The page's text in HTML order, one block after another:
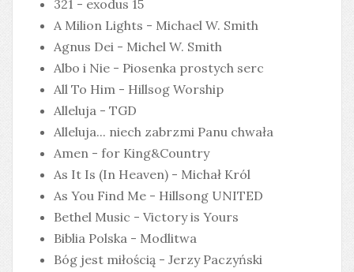
321 - exodus 15
A Milion Lights - Michael W. Smith
Agnus Dei - Michel W. Smith
Albo i Nie - Piosenka prostych serc
All To Him - Hillsog Worship
Alleluja - TGD
Alleluja... niech zabrzmi Panu chwała
Amen - for King&Country
As It Is (In Heaven) - Michał Król
As You Find Me - Hillsong UNITED
Bethel Music - Victory is Yours
Biblia Polska - Modlitwa
Bóg jest miłością - Jerzy Paczyński